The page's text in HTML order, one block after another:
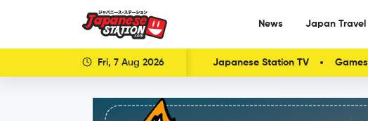
News Japan Travel
Fri, 7 Aug 2026 Japanese Station TV Games